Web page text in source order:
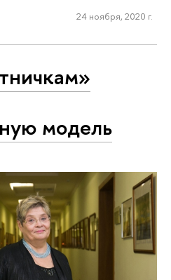
24 ноября, 2020 г.
модель